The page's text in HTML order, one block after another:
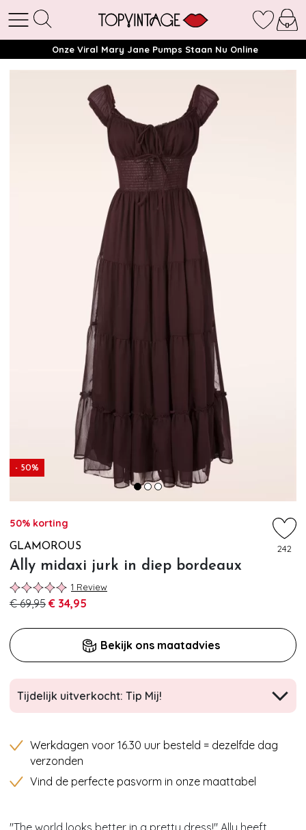
Onze Viral Mary Jane Pumps Staan Nu Online
- 50%
50% korting
GLAMOROUS
Ally midaxi jurk in diep bordeaux
242
1 Review
€ 69,95 € 34,95
Bekijk ons maatadvies
Tijdelijk uitverkocht: Tip Mij!
Werkdagen voor 16.30 uur besteld = dezelfde dag
verzonden
Vind de perfecte pasvorm in onze maattabel